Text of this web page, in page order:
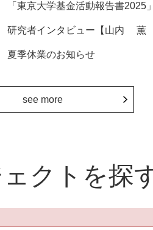
「東京大学基金活動報告書2025
研究者インタビュー【山内 薫
夏季休業のお知らせ
see more
クトを探